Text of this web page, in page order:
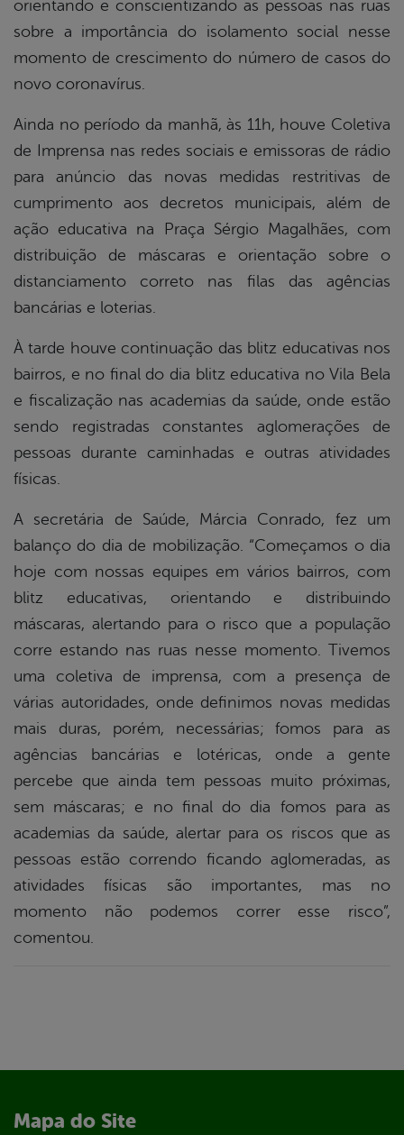
orientando e conscientizando as pessoas nas ruas
sobre a importância do isolamento social nesse
momento de crescimento do número de casos do
novo coronavírus.
Ainda no período da manhã, às 11h, houve Coletiva
de Imprensa nas redes sociais e emissoras de rádio
para anúncio das novas medidas restritivas de
cumprimento aos decretos municipais, além de
ação educativa na Praça Sérgio Magalhães, com
distribuição de máscaras e orientação sobre o
distanciamento correto nas filas das agências
bancárias e loterias.
À tarde houve continuação das blitz educativas nos
bairros, e no final do dia blitz educativa no Vila Bela
e fiscalização nas academias da saúde, onde estão
sendo registradas constantes aglomerações de
pessoas durante caminhadas e outras atividades
físicas.
A secretária de Saúde, Márcia Conrado, fez um
balanço do dia de mobilização. “Começamos o dia
hoje com nossas equipes em vários bairros, com
blitz educativas, orientando e distribuindo
máscaras, alertando para o risco que a população
corre estando nas ruas nesse momento. Tivemos
uma coletiva de imprensa, com a presença de
várias autoridades, onde definimos novas medidas
mais duras, porém, necessárias; fomos para as
agências bancárias e lotéricas, onde a gente
percebe que ainda tem pessoas muito próximas,
sem máscaras; e no final do dia fomos para as
academias da saúde, alertar para os riscos que as
pessoas estão correndo ficando aglomeradas, as
atividades físicas são importantes, mas no
momento não podemos correr esse risco”,
comentou.
Mapa do Site